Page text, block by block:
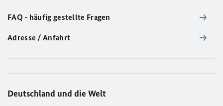
FAQ - häufig gestellte Fragen
Adresse / Anfahrt
Deutschland und die Welt